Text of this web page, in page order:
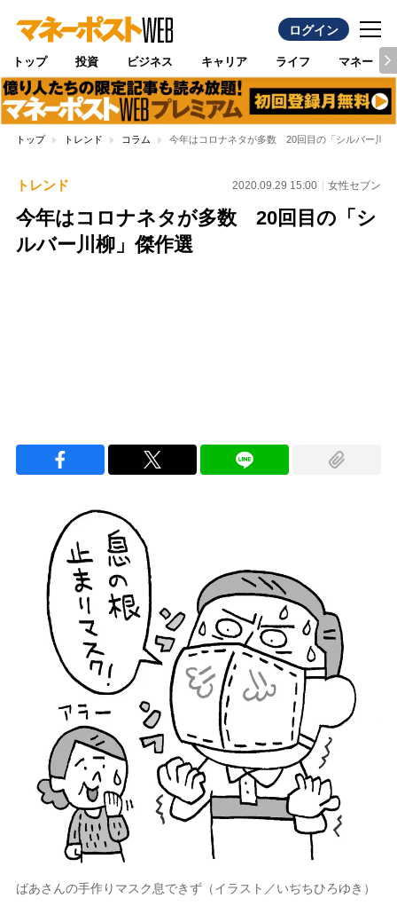
ログイン
トップ 投資 ビジネス キャリア ライフ マネー
トップ トレンド コラム 今年はコロナネタが多数 20回目の「シルバー川柳
トレンド 2020.09.29 15:00 女性セブン
今年はコロナネタが多数 20回目の「シ
ルバー川柳」傑作選
ばあさんの手作りマスク息できず（イラスト／いぢちひろゆき）